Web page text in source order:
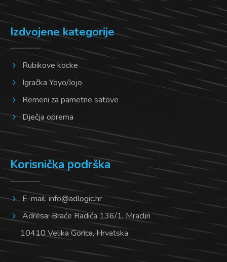
Izdvojene kategorije
Rubikove kocke
Igračka Yoyo/Jojo
Remeni za pametne satove
Dječja oprema
Korisnička podrška
E-mail:info@adlogic.hr
Adresa: Braće Radića 136/1, Mraclin
10410 Velika Gorica, Hrvatska